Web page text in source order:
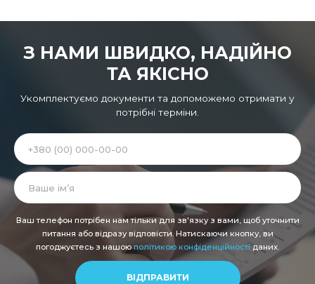
З НАМИ ШВИДКО, НАДІЙНО
ТА ЯКІСНО
Укомплектуємо документи та допоможемо отримати у
потрібні терміни.
Ваш телефон потрібен нам тільки для зв'язку з вами, щоб уточнити
питання або відразу відповісти. Натискаючи кнопку, ви
погоджуєтесь з нашою політикою конфіденційності даних.
Alternative: